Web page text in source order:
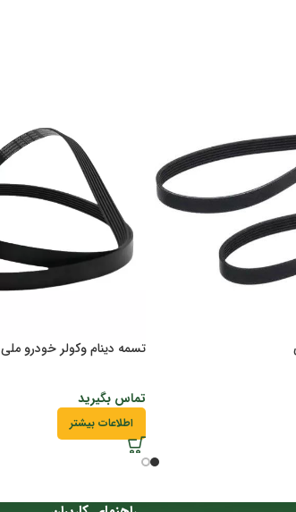
تسمه دینام وکولر خودرو ملی EF7ودنا باگارانتی
تماس بگیرید
اطلاعات بیشتر